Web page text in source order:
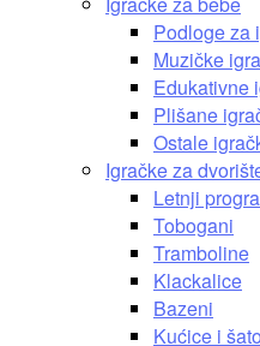
Podloge za
Muzičke
Edukativne
Plišane
Ostale
Igračke za
Letnji
Tobogani
Tramboline
Klackalice
Bazeni
Kućice i